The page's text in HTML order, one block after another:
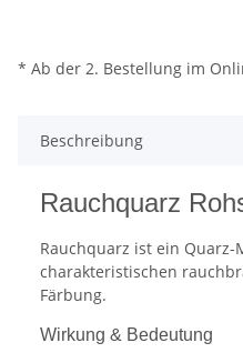
* Ab der 2. Bestellung im
Beschreibung
Rauchquarz
Rauchquarz ist ein
charakteristischen
Färbung.
Wirkung & Bedeutung